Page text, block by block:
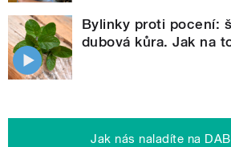
Bylinky proti pocení:
dubová kůra. Jak na
Jak nás naladíte na